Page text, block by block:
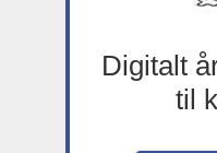
Digitalt
til